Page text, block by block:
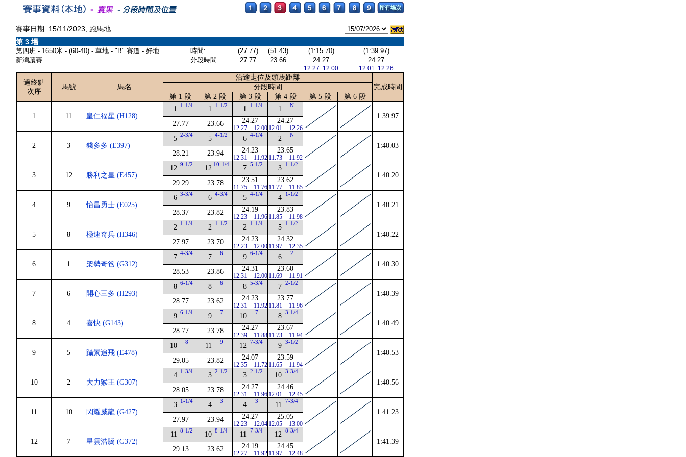
賽事日期: 15/11/2023, 跑馬地
第 3 場
第四班 - 1650米 - (60-40) - 草地 - "B" 賽道 - 好地
新潟讓賽
時間: (27.77) (51.43) (1:15.70)
(1:39.97)
分段時間:
27.77 23.66 24.27
12.27 12.00
24.27
12.01 12.26
過終點
次序
馬號 馬名
沿途走位及頭馬距離
完成時間
分段時間
第 1 段
第 2 段 第 3 段 第 4 段 第 5 段 第 6 段
1 11 皇仁福星 (H128)
1 1-1/4
27.77
1 1-1/2
23.66
1 1-1/4
24.27
12.27 12.00
1 N
24.27
12.01 12.26
1:39.97
2 3 錢多多 (E397)
5 2-3/4
28.21
5 4-1/2
23.94
6 4-1/4
24.23
12.31 11.92
2 N
23.65
11.73 11.92
1:40.03
3 12 勝利之皇 (E457)
12 9-1/2
29.29
12 10-1/4
23.78
7 5-1/2
23.51
11.75 11.76
3 1-1/2
23.62
11.77 11.85
1:40.20
4 9 怡昌勇士 (E025)
6 3-3/4
28.37
6 4-3/4
23.82
5 4-1/4
24.19
12.23 11.96
4 1-1/2
23.83
11.85 11.98
1:40.21
5 8 極速奇兵 (H346)
2 1-1/4
27.97
2 1-1/2
23.70
2 1-1/4
24.23
12.23 12.00
5 1-1/2
24.32
11.97 12.35
1:40.22
6 1 架勢奇爸 (G312)
7 4-3/4
28.53
7 6
23.86
9 6-1/4
24.31
12.31 12.00
6 2
23.60
11.69 11.91
1:40.30
7 6 開心三多 (H293)
8 6-1/4
28.77
8 6
23.62
8 5-3/4
24.23
12.31 11.92
7 2-1/2
23.77
11.81 11.96
1:40.39
8 4 喜快 (G143)
9 6-1/4
28.77
9 7
23.78
10 7
24.27
12.39 11.88
8 3-1/4
23.67
11.73 11.94
1:40.49
9 5 躡景追飛 (E478)
10 8
29.05
11 9
23.82
12 7-3/4
24.07
12.35 11.72
9 3-1/2
23.59
11.65 11.94
1:40.53
10 2 大力猴王 (G307)
4 1-3/4
28.05
3 2-1/2
23.78
3 2-1/2
24.27
12.31 11.96
10 3-3/4
24.46
12.01 12.45
1:40.56
11 10 閃耀威龍 (G427)
3 1-1/4
27.97
4 3
23.94
4 3
24.27
12.23 12.04
11 7-3/4
25.05
12.05 13.00
1:41.23
12 7 星雲浩騰 (G372)
11 8-1/2
29.13
10 8-1/4
23.62
11 7-3/4
24.19
12.27 11.92
12 8-3/4
24.45
11.97 12.48
1:41.39